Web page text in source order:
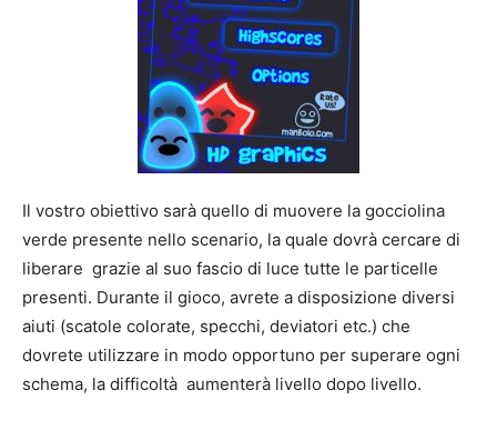
Il vostro obiettivo sarà quello di muovere la gocciolina
verde presente nello scenario, la quale dovrà cercare di
liberare grazie al suo fascio di luce tutte le particelle
presenti. Durante il gioco, avrete a disposizione diversi
aiuti (scatole colorate, specchi, deviatori etc.) che
dovrete utilizzare in modo opportuno per superare ogni
schema, la difficoltà aumenterà livello dopo livello.